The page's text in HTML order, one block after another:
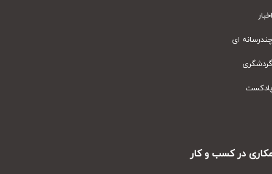
ای
در کسب و کار